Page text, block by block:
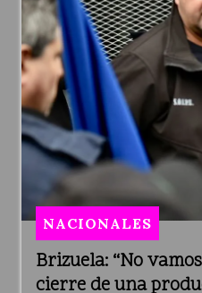
Brizuela: “No
cierre de una
NACIONALES